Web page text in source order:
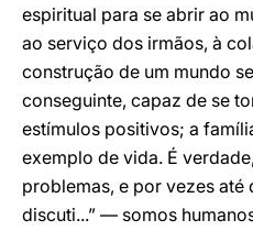
espiritual para se abrir ao
ao serviço dos irmãos, à
construção de um mundo
conseguinte, capaz de se
estímulos positivos; a
exemplo de vida. É
problemas, e por vezes até
discuti...” — somos